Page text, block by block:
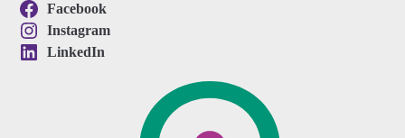
Facebook
Instagram
LinkedIn